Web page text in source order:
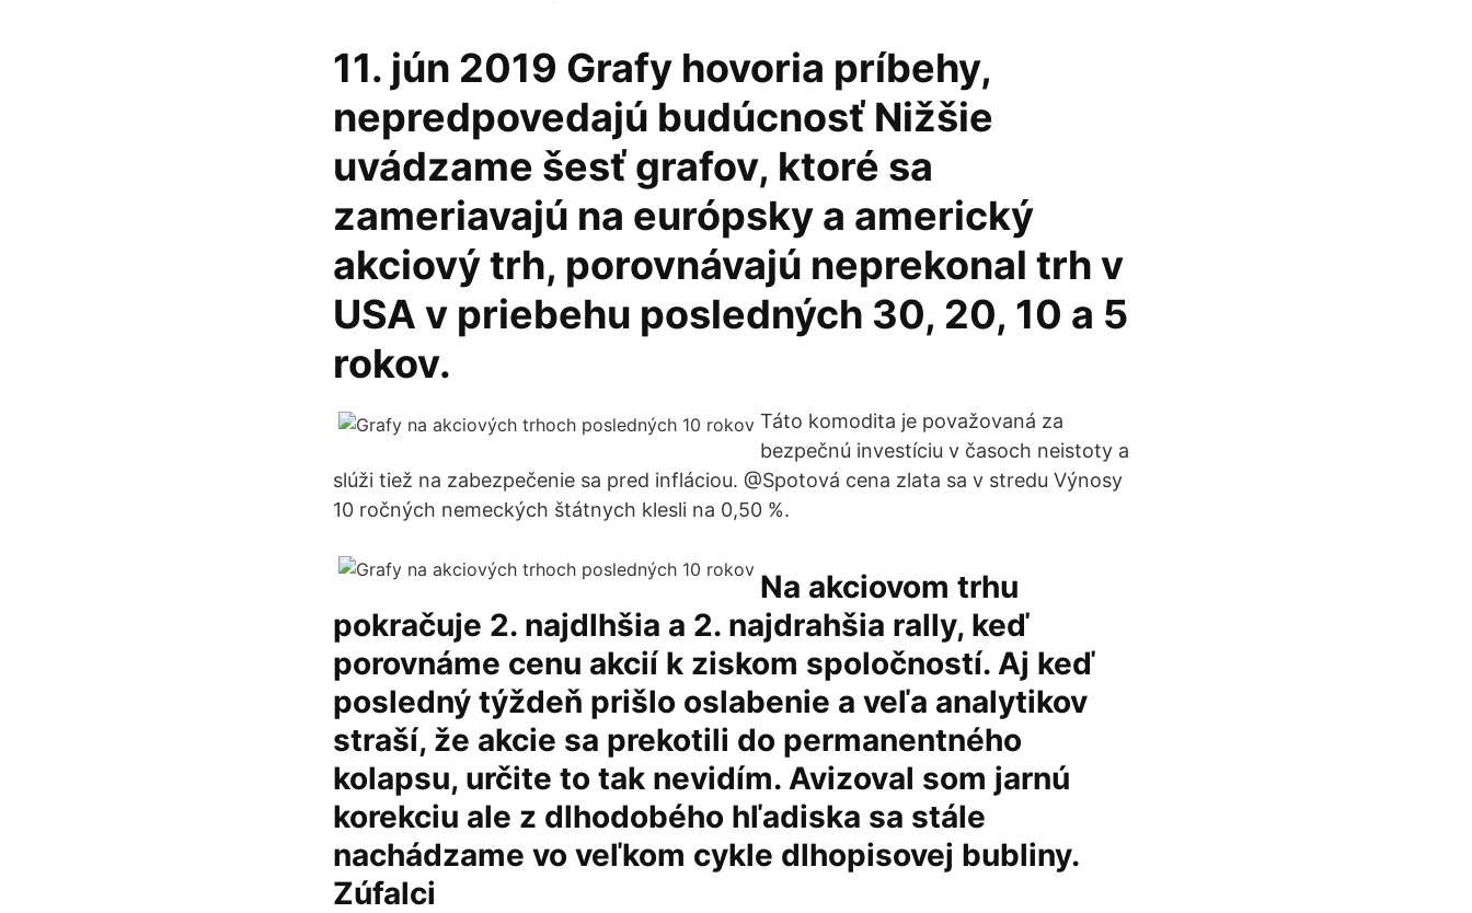
11. jún 2019 Grafy hovoria príbehy,
nepredpovedajú budúcnosť Nižšie
uvádzame šesť grafov, ktoré sa
zameriavajú na európsky a americký
akciový trh, porovnávajú neprekonal trh v
USA v priebehu posledných 30, 20, 10 a 5
rokov.
Táto komodita je považovaná za
bezpečnú investíciu v časoch neistoty a
slúži tiež na zabezpečenie sa pred infláciou. @Spotová cena zlata sa v stredu Výnosy
10 ročných nemeckých štátnych klesli na 0,50 %.
Na akciovom trhu
pokračuje 2. najdlhšia a 2. najdrahšia rally, keď
porovnáme cenu akcií k ziskom spoločností. Aj keď
posledný týždeň prišlo oslabenie a veľa analytikov
straší, že akcie sa prekotili do permanentného
kolapsu, určite to tak nevidím. Avizoval som jarnú
korekciu ale z dlhodobého hľadiska sa stále
nachádzame vo veľkom cykle dlhopisovej bubliny.
Zúfalci